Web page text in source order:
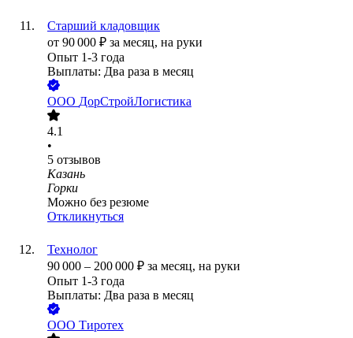
Старший кладовщик
от 90 000 ₽ за месяц, на руки
Опыт 1-3 года
Выплаты: Два раза в месяц
ООО ДорСтройЛогистика
4.1
•
5 отзывов
Казань
Горки
Можно без резюме
Откликнуться
Технолог
90 000 – 200 000 ₽ за месяц, на руки
Опыт 1-3 года
Выплаты: Два раза в месяц
ООО Тиротех